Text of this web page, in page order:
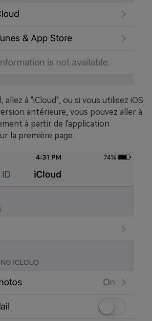
allez à "iCloud", ou si vous utilisez iOS
antérieure, vous pouvez aller à
à partir de l'application
la première page.